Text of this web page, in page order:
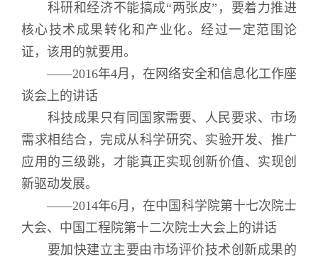
科研和经济不能搞成“两张皮”，要着力推进
核心技术成果转化和产业化。经过一定范围论
证，该用的就要用。
——2016年4月，在网络安全和信息化工作座
谈会上的讲话
科技成果只有同国家需要、人民要求、市场
需求相结合，完成从科学研究、实验开发、推广
应用的三级跳，才能真正实现创新价值、实现创
新驱动发展。
——2014年6月，在中国科学院第十七次院士
大会、中国工程院第十二次院士大会上的讲话
要加快建立主要由市场评价技术创新成果的